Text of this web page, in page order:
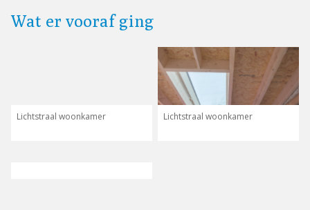
Wat er vooraf ging
Lichtstraal woonkamer Lichtstraal woonkamer